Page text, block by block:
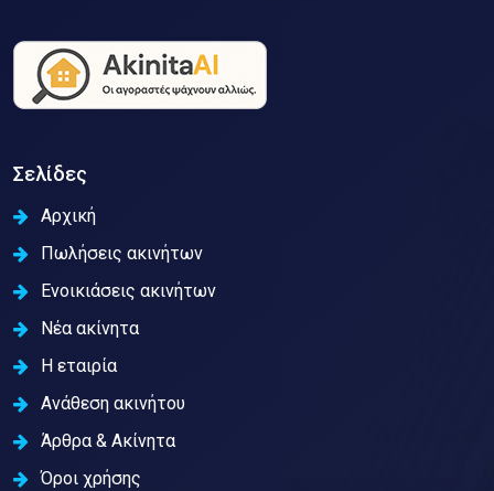
Σελίδες
Αρχική
Πωλήσεις ακινήτων
Ενοικιάσεις ακινήτων
Νέα ακίνητα
Η εταιρία
Ανάθεση ακινήτου
Άρθρα & Ακίνητα
Όροι χρήσης